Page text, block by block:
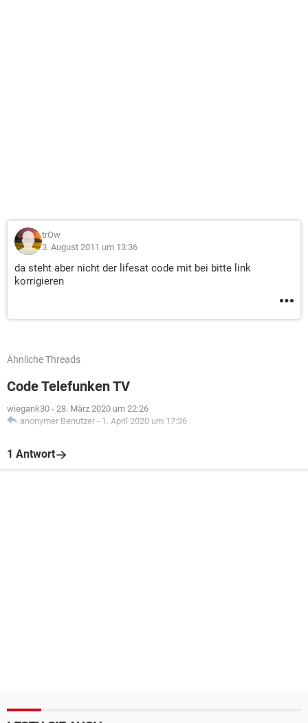
trOw
3. August 2011 um 13:36
da steht aber nicht der lifesat code mit bei bitte link
korrigieren
Ähnliche Threads
Code Telefunken TV
wiegank30 - 28. März 2020 um 22:26
anonymer Benutzer - 1. April 2020 um 17:36
1 Antwort